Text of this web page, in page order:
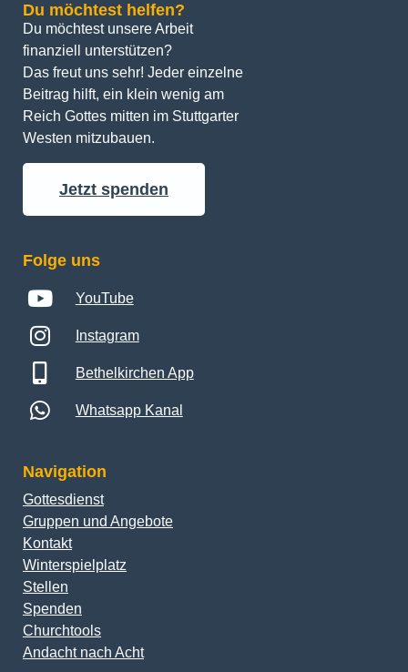
Du möchtest helfen?
Du möchtest unsere Arbeit
finanziell unterstützen?
Das freut uns sehr! Jeder einzelne
Beitrag hilft, ein klein wenig am
Reich Gottes mitten im Stuttgarter
Westen mitzubauen.
Jetzt spenden
Folge uns
YouTube
Instagram
Bethelkirchen App
Whatsapp Kanal
Navigation
Gottesdienst
Gruppen und Angebote
Kontakt
Winterspielplatz
Stellen
Spenden
Churchtools
Andacht nach Acht